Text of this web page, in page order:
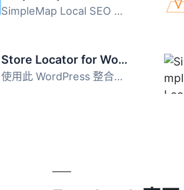
SimpleMap Local SEO 是一個功能強大且易於使用的國際商店定...
Store Locator for WordPress with Google Maps – LotsOfLocales
使用此 WordPress 整合的地圖製作和位置管理系統，為您的網站...